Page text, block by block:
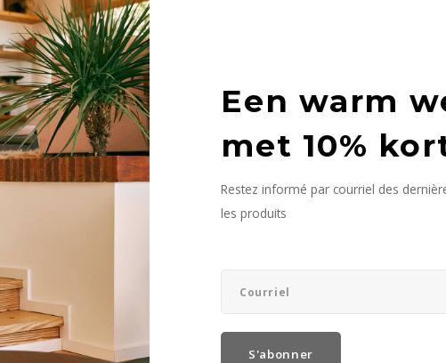
Een warm
met 10%
Restez informé par courriel des
les produits
S'abonner
poudré